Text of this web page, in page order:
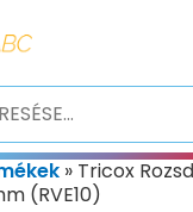
» Tricox
(RVE10)